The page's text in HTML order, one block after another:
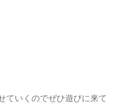
ていくのでぜひ遊びに来て